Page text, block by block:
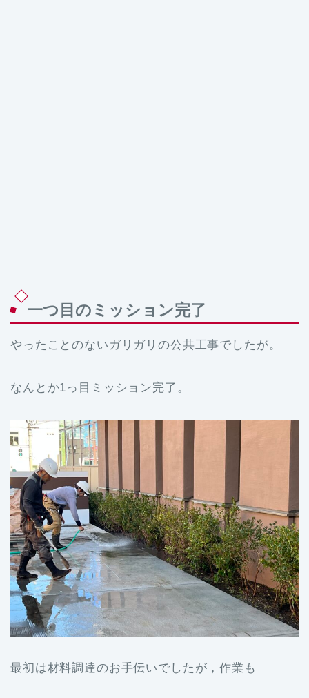
一つ目のミッション完了
やったことのないガリガリの公共工事でしたが。
なんとか1っ目ミッション完了。
最初は材料調達のお手伝いでしたが，作業も